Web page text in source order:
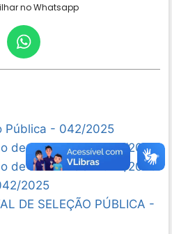
no Whatsapp
Pública - 042/2025
de Referência - 042/2025
de Referência - 042/2025
2025
DE SELEÇÃO PÚBLICA -